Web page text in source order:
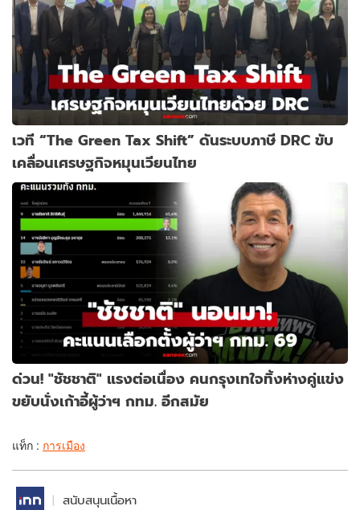
เวที “The Green Tax Shift” ดันระบบภาษี DRC ขับ
เคลื่อนเศรษฐกิจหมุนเวียนไทย
ด่วน! "ชัชชาติ" แรงต่อเนื่อง คนกรุงเทใจทิ้งห่างคู่แข่ง
ขยับนั่งเก้าอี้ผู้ว่าฯ กทม. อีกสมัย
แท็ก : การเมือง
สนับสนุนเนื้อหา